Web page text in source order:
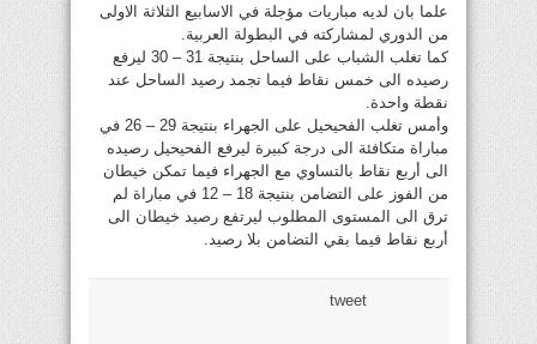
علما بان لديه مباريات مؤجلة في الاسابيع الثلاثة الاولى
من الدوري لمشاركته في البطولة العربية.
كما تغلب الشباب على الساحل بنتيجة 31 – 30 ليرفع
رصيده الى خمس نقاط فيما تجمد رصيد الساحل عند
نقطة واحدة.
وأمس تغلب الفحيحيل على الجهراء بنتيجة 29 – 26 في
مباراة متكافئة الى درجة كبيرة ليرفع الفحيحيل رصيده
الى أربع نقاط بالتساوي مع الجهراء فيما تمكن خيطان
من الفوز على التضامن بنتيجة 18 – 12 في مباراة لم
ترق الى المستوى المطلوب ليرتفع رصيد خيطان الى
أربع نقاط فيما بقي التضامن بلا رصيد.
tweet